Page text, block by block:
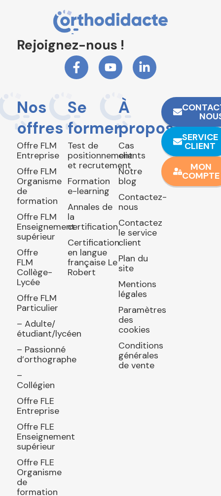
Rejoignez-nous !
Nos
offres
Offre FLM
Entreprise
Offre FLM
Organisme
de
formation
Offre FLM
Enseignement
supérieur
Offre
FLM
Collège-
Lycée
Offre FLM
Particulier
– Adulte/
étudiant/lycéen
– Passionné
d’orthographe
–
Collégien
Offre FLE
Entreprise
Offre FLE
Enseignement
supérieur
Offre FLE
Organisme
de
formation
Se
former
Test de
positionnement
et recrutement
Formation
e-learning
Annales de
la
certification
Certification
en langue
française Le
Robert
À
propos
Cas
clients
Notre
blog
Contactez-
nous
Contactez
le service
client
Plan du
site
Mentions
légales
Paramètres
des
cookies
Conditions
générales
de vente
SERVICE
CLIENT
MON
COMPTE